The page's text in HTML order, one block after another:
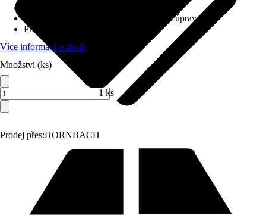
Prodej přes:HORNBACH
S práškovou úpravou
Profil
Více informací o zboží
Množství (ks)
1 ks